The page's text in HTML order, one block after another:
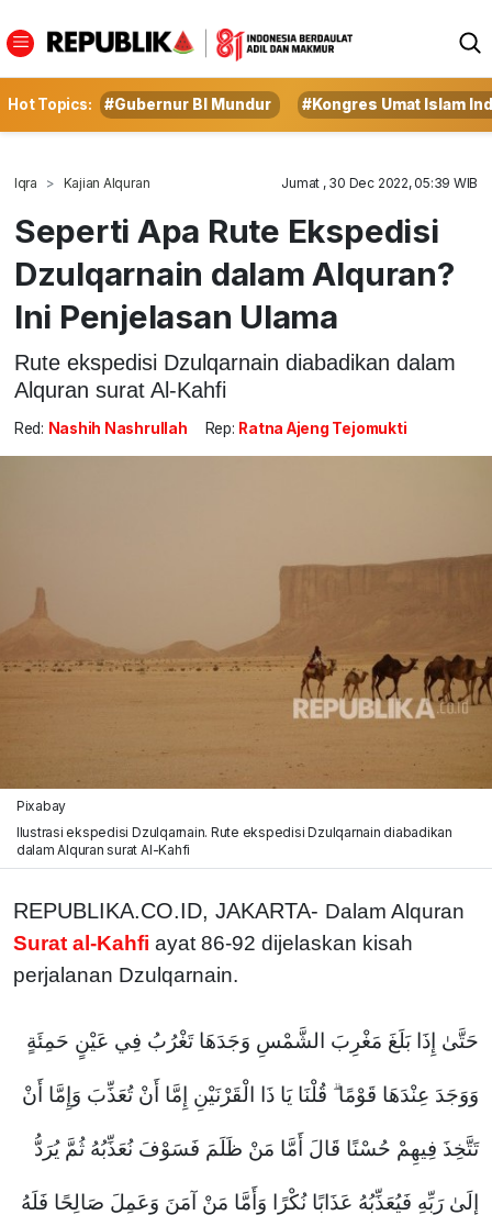
Hot Topics: #Gubernur BI Mundur #Kongres Umat Islam
Iqra Kajian Alquran Jumat , 30 Dec 2022, 05:39 WIB
Seperti Apa Rute Ekspedisi
Dzulqarnain dalam Alquran?
Ini Penjelasan Ulama
Rute ekspedisi Dzulqarnain diabadikan dalam
Alquran surat Al-Kahfi
Red: Nashih Nashrullah Rep: Ratna Ajeng Tejomukti
Pixabay
Ilustrasi ekspedisi Dzulqarnain. Rute ekspedisi Dzulqarnain diabadikan
dalam Alquran surat Al-Kahfi
REPUBLIKA.CO.ID, JAKARTA- Dalam Alquran
Surat al-Kahfi ayat 86-92 dijelaskan kisah
perjalanan Dzulqarnain.
حَتَّىٰ إِذَا بَلَغَ مَغْرِبَ الشَّمْسِ وَجَدَهَا تَغْرُبُ فِي عَيْنٍ حَمِئَةٍ
وَوَجَدَ عِنْدَهَا قَوْمًا ۗ قُلْنَا يَا ذَا الْقَرْنَيْنِ إِمَّا أَنْ تُعَذِّبَ وَإِمَّا أَنْ
تَتَّخِذَ فِيهِمْ حُسْنًا قَالَ أَمَّا مَنْ ظَلَمَ فَسَوْفَ نُعَذِّبُهُ ثُمَّ يُرَدُّ
إِلَىٰ رَبِّهِ فَيُعَذِّبُهُ عَذَابًا نُكْرًا وَأَمَّا مَنْ آمَنَ وَعَمِلَ صَالِحًا فَلَهُ